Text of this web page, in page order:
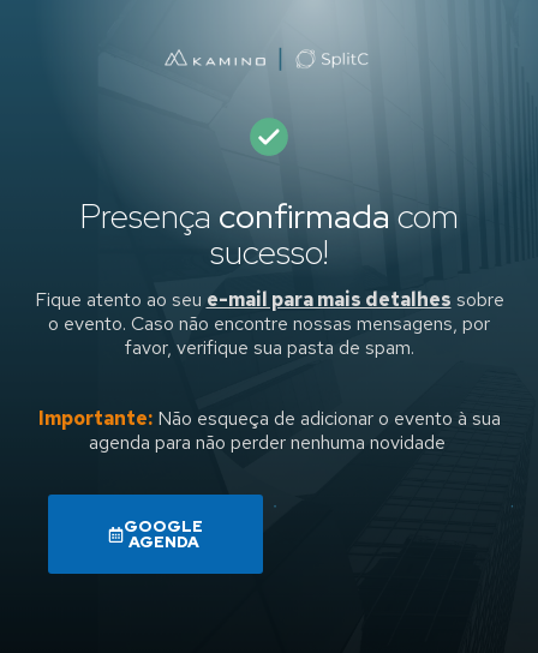
Presença confirmada com
sucesso!
Fique atento ao seu e-mail para mais detalhes sobre
o evento. Caso não encontre nossas mensagens, por
favor, verifique sua pasta de spam.
Importante: Não esqueça de adicionar o evento à sua
agenda para não perder nenhuma novidade
GOOGLE
AGENDA